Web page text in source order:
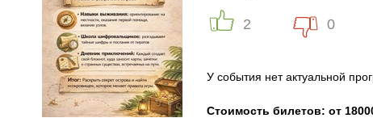
2 0
У события нет актуальной
Стоимость билетов: от